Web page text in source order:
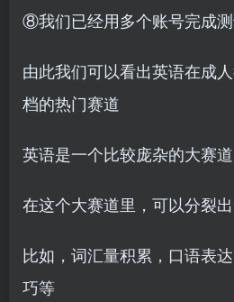
⑧我们已经用多个账号完成
由此我们可以看出英语在成
档的热门赛道
英语是一个比较庞杂的大赛道
在这个大赛道里，可以分裂
比如，词汇量积累，口语表
巧等